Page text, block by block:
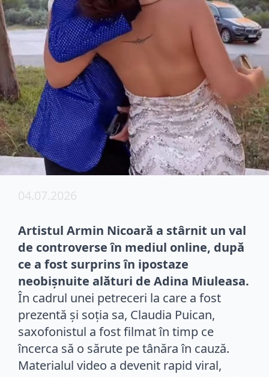
04.07.2026
Artistul Armin Nicoară a stârnit un val
de controverse în mediul online, după
ce a fost surprins în ipostaze
neobișnuite alături de Adina Miuleasa.
În cadrul unei petreceri la care a fost
prezentă și soția sa, Claudia Puican,
saxofonistul a fost filmat în timp ce
încerca să o sărute pe tânăra în cauză.
Materialul video a devenit rapid viral,